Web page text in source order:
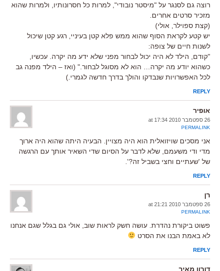
רוצה גם לסנגר על "מיסטר נובודי", למרות כל חסרונותיו, ולמרות שהוא
מזכיר סרטים אחרים.
(קצת ספוילר, אולי)
יש קטע לקראת הסוף שהוא ממש פלא קטן בעיניי, רגע קטן שיכול
לשנות חיים של צופה:
"קודם, הילד לא היה יכול לבחור מפני שלא ידע מה יקרה. עכשיו,
כשהוא יודע מה יקרה… הוא לא מסוגל לבחור." (ואז – הילד מפנה גב
לכל האפשרויות שנבדקו והולך בדרך חדשה לגמרי.)
REPLY
אופיר
26 ספטמבר 2010 at 17:34
PERMALINK
אני מסכים שויזואלית הוא היה מצויין. הבעיה היתה שהוא היה ארוך
מדי ודי משעמם, שלא לדבר על הסיום שדי השאיר אותך עם הרגשה
של 'שעתיים וחצי בשביל זה?'.
REPLY
רן
26 ספטמבר 2010 at 21:21
PERMALINK
פשוט ביקורת נהדרת. עושה חשק לראות שוב, אולי גם בגלל שגם אנחנו
לא באמת הבנו את הסרט
REPLY
דורון מאיר